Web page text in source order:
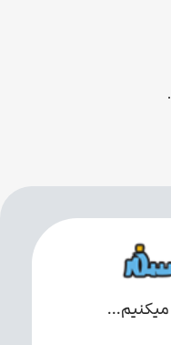
میکنیم...